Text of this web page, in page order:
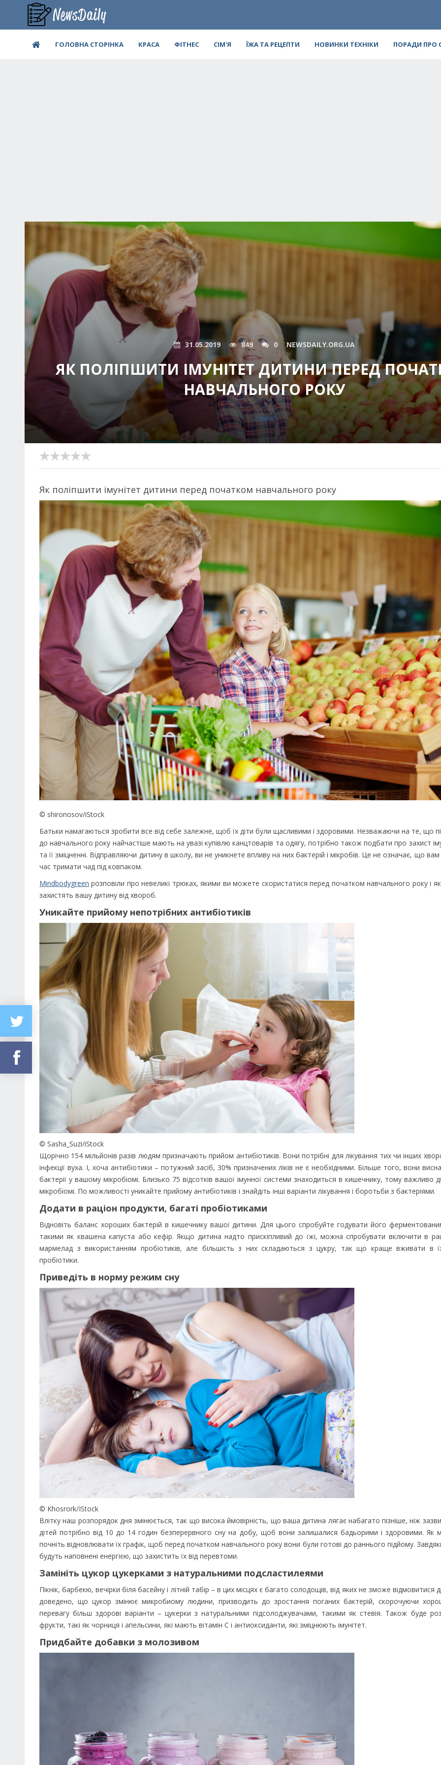
ГОЛОВНА СТОРІНКА КРАСА ФІТНЕС СІМ'Я ЇЖА ТА РЕЦЕПТИ НОВИНКИ ТЕХНІКИ ПОРАДИ ПРО
31.05.2019 849 0 NEWSDAILY.ORG.UA
ЯК ПОЛІПШИТИ ІМУНІТЕТ ДИТИНИ ПЕРЕД
НАВЧАЛЬНОГО РОКУ
СІМ'Я
Як поліпшити імунітет дитини перед початком навчального року
© shironosov/iStock
Батьки намагаються зробити все від себе залежне, щоб їх діти були щасливими і здоровими. Незважаючи на те, що
до навчального року найчастіше мають на увазі купівлю канцтоварів та одягу, потрібно також подбати про захист
та її зміцненні. Відправляючи дитину в школу, ви не уникнете впливу на них бактерій і мікробів. Це не означає, що
час тримати чад під ковпаком.
Mindbodygreen розповіли про невеликі трюках, якими ви можете скористатися перед початком навчального року і
захистять вашу дитину від хвороб.
Уникайте прийому непотрібних антибіотиків
© Sasha_Suzi/iStock
Щорічно 154 мільйонів разів людям призначають прийом антибіотиків. Вони потрібні для лікування тих чи інших
інфекції вуха. І, хоча антибіотики – потужний засіб, 30% призначених ліків не є необхідними. Більше того, вони
бактерії у вашому мікробіомі. Близько 75 відсотків вашої імунної системи знаходиться в кишечнику, тому важливо
мікробіомі. По можливості уникайте прийому антибіотиків і знайдіть інші варіанти лікування і боротьби з бактеріями.
Додати в раціон продукти, багаті пробіотиками
Відновіть баланс хороших бактерій в кишечнику вашої дитини. Для цього спробуйте годувати його
такими як квашена капуста або кефір. Якщо дитина надто прискіпливий до їжі, можна спробувати включити в
мармелад з використанням пробіотиків, але більшість з них складаються з цукру, так що краще вживати в
пробіотики.
Приведіть в норму режим сну
© Khosrork/IStock
Влітку наш розпорядок дня змінюється, так що висока ймовірність, що ваша дитина лягає набагато пізніше, ніж
дітей потрібно від 10 до 14 годин безперервного сну на добу, щоб вони залишалися бадьорими і здоровими.
почніть відновлювати їх графік, щоб перед початком навчального року вони були готові до раннього підйому.
будуть наповнені енергією, що захистить їх від перевтоми.
Замініть цукор цукерками з натуральними подсластилеями
Пікнік, барбекю, вечірки біля басейну і літній табір – в цих місцях є багато солодощів, від яких не зможе відмовитися
доведено, що цукор змінює микробиому людини, призводить до зростання поганих бактерій, скорочуючи
перевагу більш здорові варіанти – цукерки з натуральними підсолоджувачами, такими як стевія. Також буде
фрукти, такі як чорниця і апельсини, які мають вітамін С і антиоксиданти, які зміцнюють імунітет.
Придбайте добавки з молозивом